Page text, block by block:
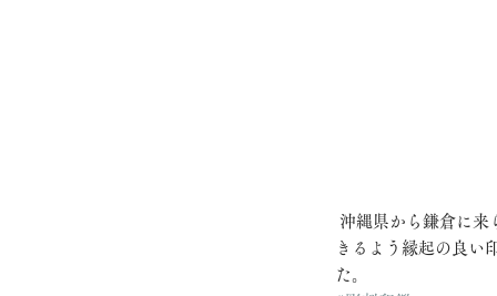
きるよう縁起の良い
た。